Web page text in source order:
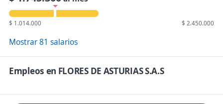
$ 1.014.000 $ 2.450.000
Mostrar 81 salarios
Empleos en FLORES DE ASTURIAS S.A.S